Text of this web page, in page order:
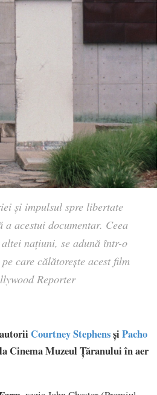
și impulsul spre libertate
acestui documentar. Ceea
națiuni, se adună într-o
care călătorește acest film
Reporter
Courtney Stephensși Pacho
Cinema Muzeul Țăranului în aer